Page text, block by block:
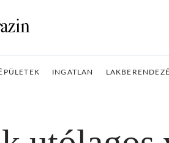
INGATLAN